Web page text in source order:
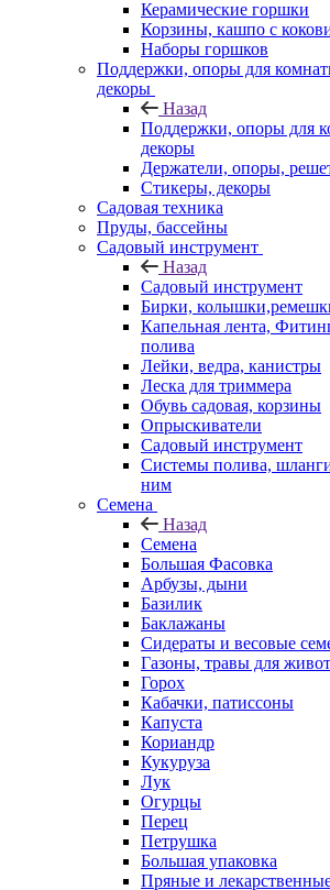
Керамические горшки
Корзины, кашпо с
Наборы горшков
Поддержки, опоры для
декоры
Назад
Поддержки, опоры для
декоры
Держатели, опоры,
Стикеры, декоры
Садовая техника
Пруды, бассейны
Садовый инструмент
Назад
Садовый инструмент
Бирки,
Капельная лента,
полива
Лейки, ведра, канистры
Леска для триммера
Обувь садовая, корзины
Опрыскиватели
Садовый инструмент
Системы полива,
ним
Семена
Назад
Семена
Большая Фасовка
Арбузы, дыни
Базилик
Баклажаны
Сидераты и весовые
Газоны, травы для
Горох
Кабачки, патиссоны
Капуста
Кориандр
Кукуруза
Лук
Огурцы
Перец
Петрушка
Большая упаковка
Пряные и